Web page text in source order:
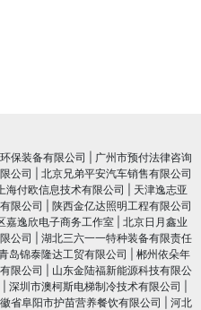
保装备有限公司
广州市预付法律咨询
公司
北京兄弟平安汽车销售有限公司
上海付欧信息技术有限公司
天津逸志亚
限公司
陕西金亿达照明工程有限公司
嘉逸欣电子商务工作室
北京日月鑫业
公司
湖北三六一一特种装备有限责任
岛锦泰隆达工贸有限公司
郴州依朵年
限公司
山东金陆福新能源科技有限公
深圳市澳柯斯电梯制冷技术有限公司
省阜阳市护苗营养餐饮有限公司
河北